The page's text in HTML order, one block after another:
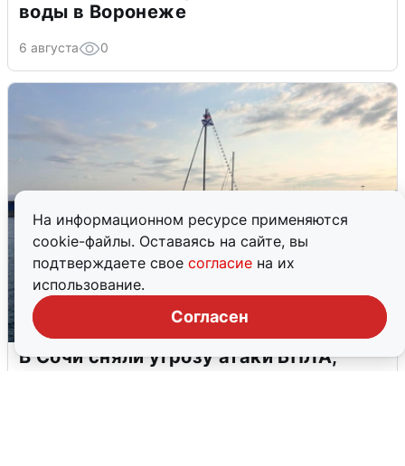
На информационном ресурсе применяются
cookie-файлы. Оставаясь на сайте, вы
подтверждаете свое согласие на их
использование.
Согласен
воды в Воронеже
6 августа 0
В Сочи сняли угрозу атаки БПЛА,